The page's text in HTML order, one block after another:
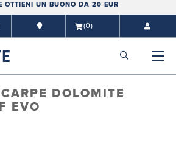
OTTIENI UN BUONO DA 20 EUR
(0)
DOLOMITE
EVO